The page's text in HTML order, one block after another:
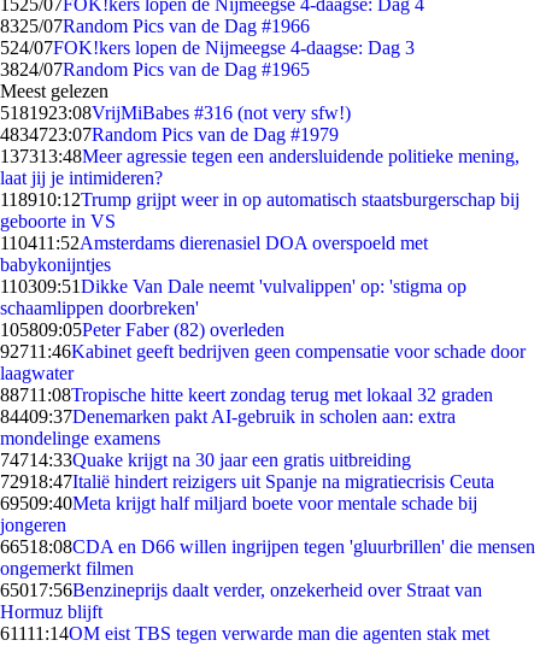
1525/07FOK!kers lopen de Nijmeegse 4-daagse: Dag 4
8325/07Random Pics van de Dag #1966
524/07FOK!kers lopen de Nijmeegse 4-daagse: Dag 3
3824/07Random Pics van de Dag #1965
Meest gelezen
5181923:08VrijMiBabes #316 (not very sfw!)
4834723:07Random Pics van de Dag #1979
137313:48Meer agressie tegen een andersluidende politieke mening,
laat jij je intimideren?
118910:12Trump grijpt weer in op automatisch staatsburgerschap bij
geboorte in VS
110411:52Amsterdams dierenasiel DOA overspoeld met
babykonijntjes
110309:51Dikke Van Dale neemt 'vulvalippen' op: 'stigma op
schaamlippen doorbreken'
105809:05Peter Faber (82) overleden
92711:46Kabinet geeft bedrijven geen compensatie voor schade door
laagwater
88711:08Tropische hitte keert zondag terug met lokaal 32 graden
84409:37Denemarken pakt AI-gebruik in scholen aan: extra
mondelinge examens
74714:33Quake krijgt na 30 jaar een gratis uitbreiding
72918:47Italië hindert reizigers uit Spanje na migratiecrisis Ceuta
69509:40Meta krijgt half miljard boete voor mentale schade bij
jongeren
66518:08CDA en D66 willen ingrijpen tegen 'gluurbrillen' die mensen
ongemerkt filmen
65017:56Benzineprijs daalt verder, onzekerheid over Straat van
Hormuz blijft
61111:14OM eist TBS tegen verwarde man die agenten stak met